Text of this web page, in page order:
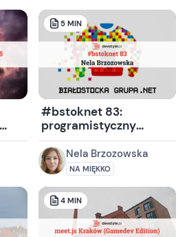
5 MIN
#bstoknet 83:
programistyczny
sposób na wakacyjny
letargNela Brzozowska
NA MIĘKKO
4 MIN